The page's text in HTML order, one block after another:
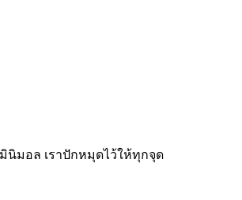
นิมอล เราปักหมุดไว้ให้ทุกจุด